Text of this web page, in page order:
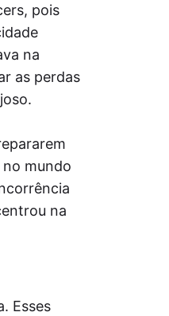
pois
na
as perdas
no mundo
na
Esses